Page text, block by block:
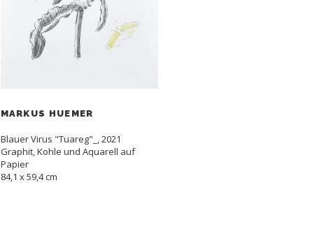
MARKUS HUEMER
Blauer Virus "Tuareg"_, 2021
Graphit, Kohle und Aquarell auf
Papier
84,1 x 59,4 cm